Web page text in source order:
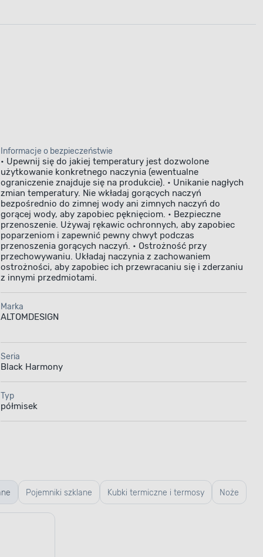
Informacje o bezpieczeństwie
• Upewnij się do jakiej temperatury jest dozwolone
użytkowanie konkretnego naczynia (ewentualne
ograniczenie znajduje się na produkcie). • Unikanie nagłych
zmian temperatury. Nie wkładaj gorących naczyń
bezpośrednio do zimnej wody ani zimnych naczyń do
gorącej wody, aby zapobiec pęknięciom. • Bezpieczne
przenoszenie. Używaj rękawic ochronnych, aby zapobiec
poparzeniom i zapewnić pewny chwyt podczas
przenoszenia gorących naczyń. • Ostrożność przy
przechowywaniu. Układaj naczynia z zachowaniem
ostrożności, aby zapobiec ich przewracaniu się i zderzaniu
z innymi przedmiotami.
Marka
ALTOMDESIGN
Seria
Black Harmony
Typ
półmisek
Pojemniki szklane Kubki termiczne i termosy Noże